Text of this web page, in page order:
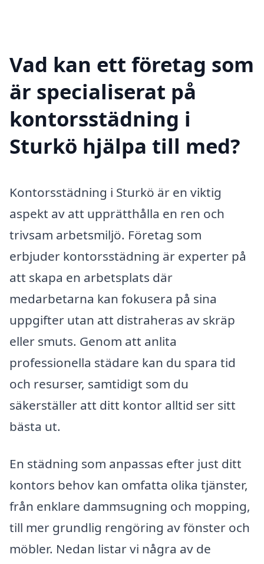
Vad kan ett företag som
är specialiserat på
kontorsstädning i
Sturkö hjälpa till med?
Kontorsstädning i Sturkö är en viktig
aspekt av att upprätthålla en ren och
trivsam arbetsmiljö. Företag som
erbjuder kontorsstädning är experter på
att skapa en arbetsplats där
medarbetarna kan fokusera på sina
uppgifter utan att distraheras av skräp
eller smuts. Genom att anlita
professionella städare kan du spara tid
och resurser, samtidigt som du
säkerställer att ditt kontor alltid ser sitt
bästa ut.
En städning som anpassas efter just ditt
kontors behov kan omfatta olika tjänster,
från enklare dammsugning och mopping,
till mer grundlig rengöring av fönster och
möbler. Nedan listar vi några av de